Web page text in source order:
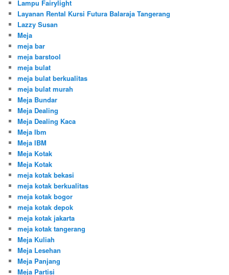
Lampu Fairylight
Layanan Rental Kursi Futura Balaraja Tangerang
Lazzy Susan
Meja
meja bar
meja barstool
meja bulat
meja bulat berkualitas
meja bulat murah
Meja Bundar
Meja Dealing
Meja Dealing Kaca
Meja Ibm
Meja IBM
Meja Kotak
Meja Kotak
meja kotak bekasi
meja kotak berkualitas
meja kotak bogor
meja kotak depok
meja kotak jakarta
meja kotak tangerang
Meja Kuliah
Meja Lesehan
Meja Panjang
Meja Partisi